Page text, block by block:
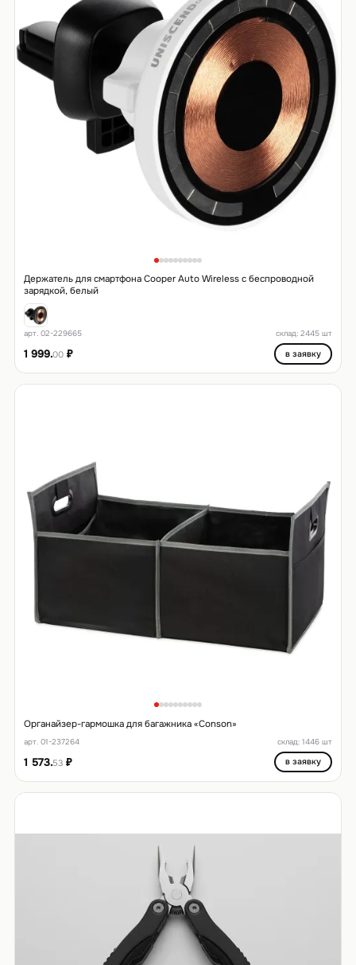
Держатель для смартфона Cooper Auto Wireless с беспроводной
зарядкой, белый
арт. 02-229665 склад: 2445 шт
1 999.00₽ в заявку
Органайзер-гармошка для багажника «Conson»
арт. 01-237264 склад: 1446 шт
1 573.53₽ в заявку